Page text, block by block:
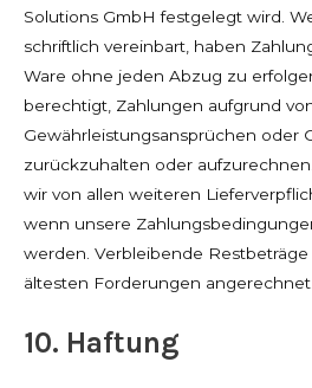
Solutions GmbH festgelegt wird.
schriftlich vereinbart, haben
Ware ohne jeden Abzug zu
berechtigt, Zahlungen aufgrund
Gewährleistungsansprüchen oder
zurückzuhalten oder
wir von allen weiteren
wenn unsere
werden. Verbleibende
ältesten Forderungen angerechnet.
10. Haftung